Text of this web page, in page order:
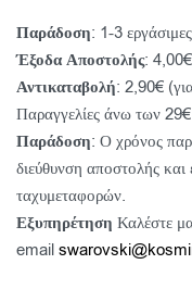
Παράδοση: 1-3
Έξοδα Αποστολής:
Αντικαταβολή: 2,90€
Παραγγελίες άνω των
Παράδοση: Ο χρόνος
διεύθυνση αποστολής και
ταχυμεταφορών.
Εξυπηρέτηση Καλέστε
email